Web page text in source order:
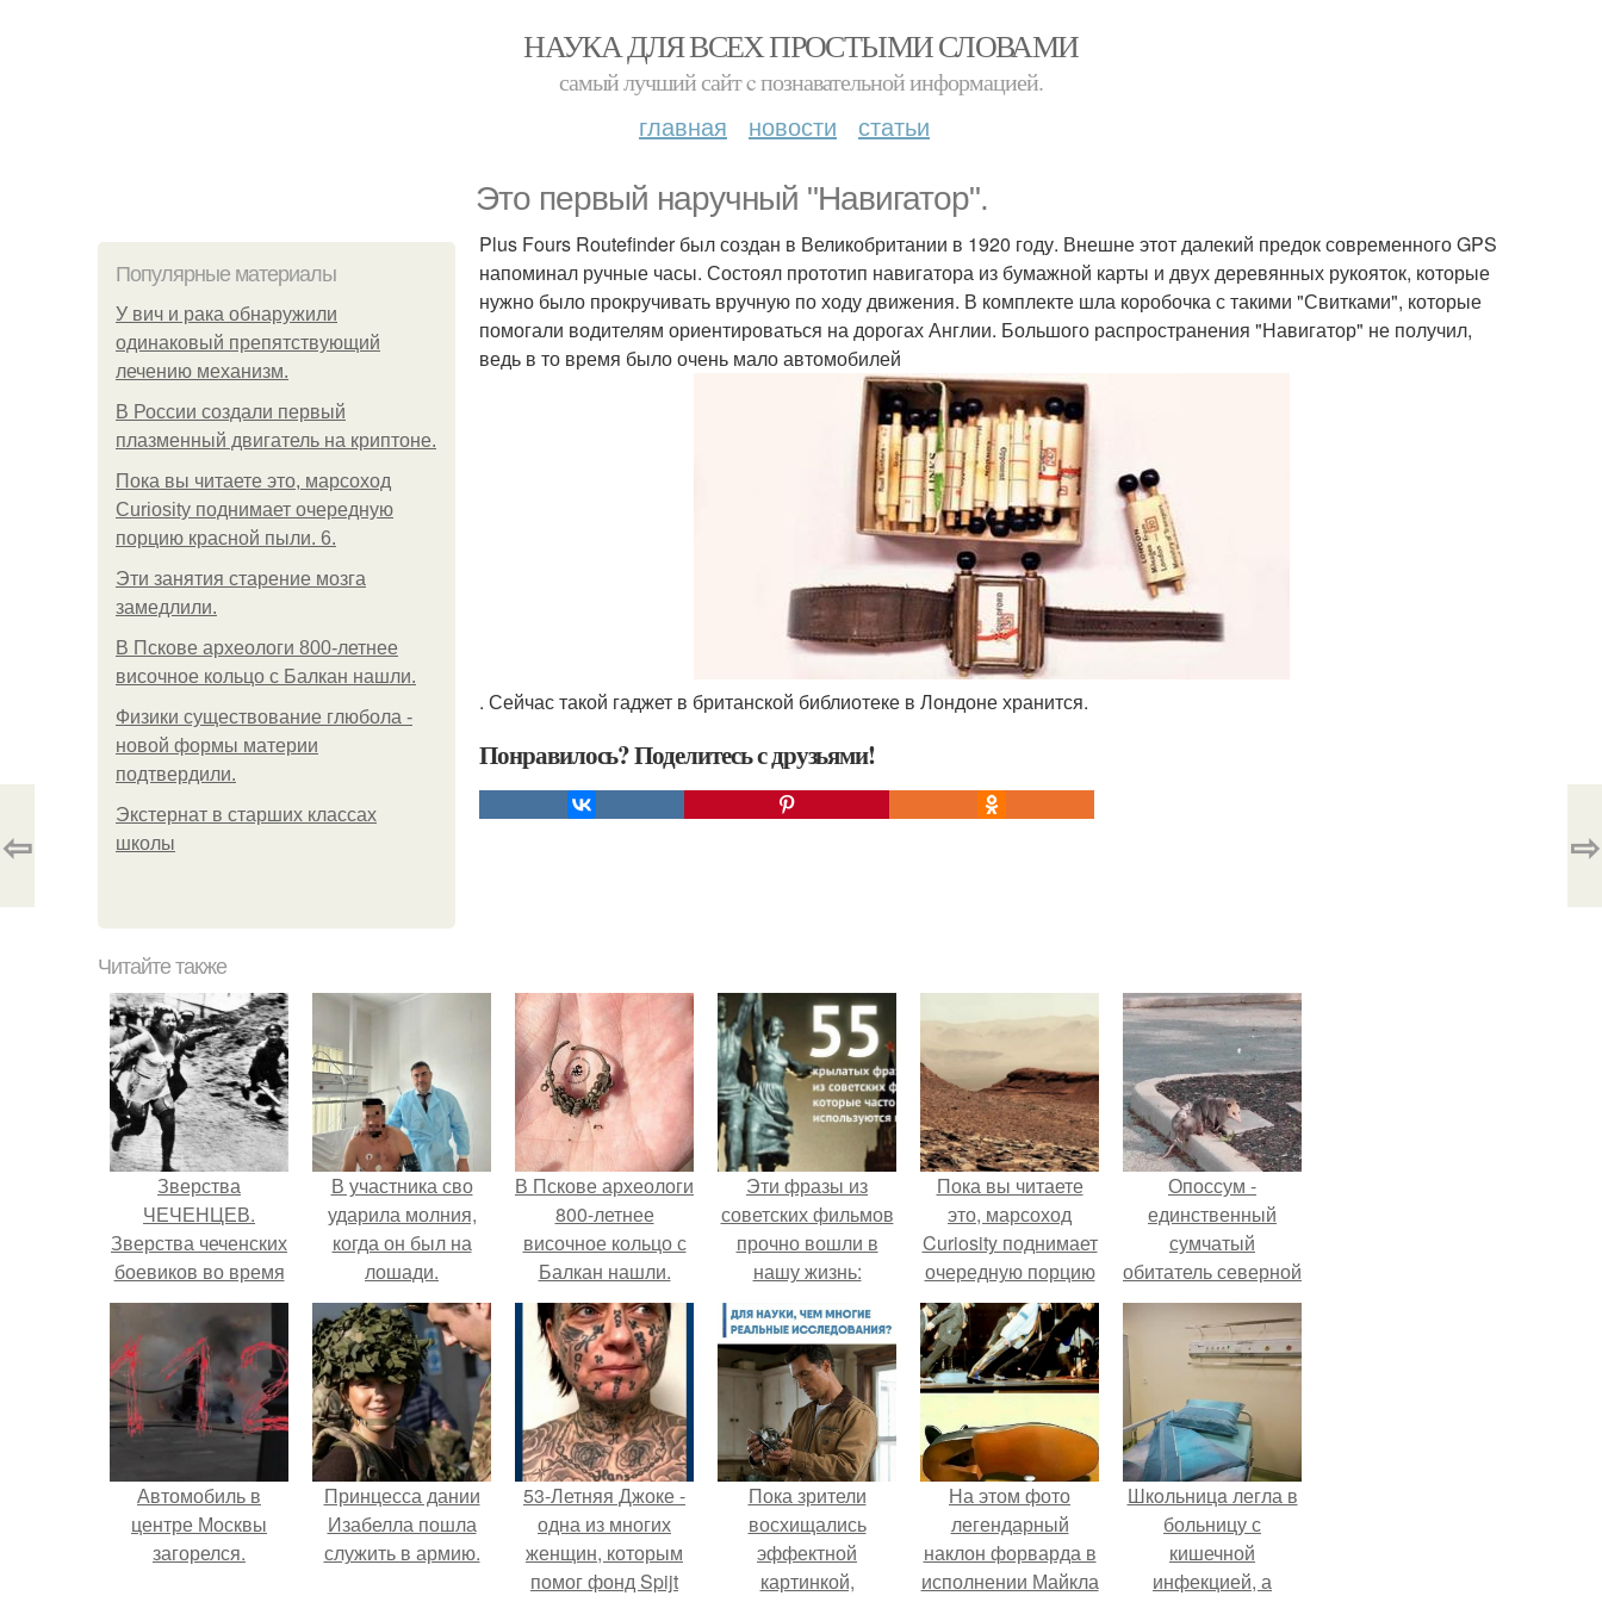
НАУКА ДЛЯ ВСЕХ ПРОСТЫМИ СЛОВАМИ
самый лучший сайт c познавательной информацией.
главная новости статьи
Это первый наручный "Навигатор".
Популярные материалы
У вич и рака обнаружили
одинаковый препятствующий
лечению механизм.
В России создали первый
плазменный двигатель на криптоне.
Пока вы читаете это, марсоход
Curiosity поднимает очередную
порцию красной пыли. 6.
Эти занятия старение мозга
замедлили.
В Пскове археологи 800-летнее
височное кольцо с Балкан нашли.
Физики существование глюбола -
новой формы материи
подтвердили.
Экстернат в старших классах
школы
Plus Fours Routefinder был создан в Великобритании в 1920 году. Внешне этот далекий предок современного GPS
напоминал ручные часы. Состоял прототип навигатора из бумажной карты и двух деревянных рукояток, которые
нужно было прокручивать вручную по ходу движения. В комплекте шла коробочка с такими "Свитками", которые
помогали водителям ориентироваться на дорогах Англии. Большого распространения "Навигатор" не получил,
ведь в то время было очень мало автомобилей
. Сейчас такой гаджет в британской библиотеке в Лондоне хранится.
Понравилось? Поделитесь с друзьями!
⇦ ⇨
Читайте также
Зверства
ЧЕЧЕНЦЕВ.
Зверства чеченских
боевиков во время
первой чеченской.
В участника сво
ударила молния,
когда он был на
лошади.
В Пскове археологи
800-летнее
височное кольцо с
Балкан нашли.
Эти фразы из
советских фильмов
прочно вошли в
нашу жизнь:
Пока вы читаете
это, марсоход
Curiosity поднимает
очередную порцию
красной пыли. 6.
Опоссум -
единственный
сумчатый
обитатель северной
америки.
Автомобиль в
центре Москвы
загорелся.
Принцесса дании
Изабелла пошла
служить в армию.
53-Летняя Джоке -
одна из многих
женщин, которым
помог фонд Spijt
Пока зрители
восхищались
эффектной
картинкой,
На этом фото
легендарный
наклон форварда в
исполнении Майкла
Шкoльницa легла в
больницу с
кишечной
инфекцией, а